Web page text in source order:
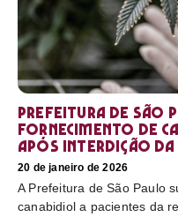
Prefeitura de São
fornecimento de
após interdição da
20 de janeiro de 2026
A Prefeitura de São Paulo
canabidiol a pacientes da